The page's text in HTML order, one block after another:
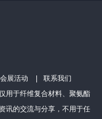
会展活动
联系我们
用于纤维复合材料、聚氨酯
讯的交流与分享，不用于任